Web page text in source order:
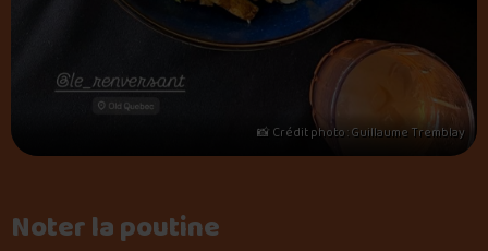
Noter la poutine
📸 Crédit photo : Guillaume Tremblay